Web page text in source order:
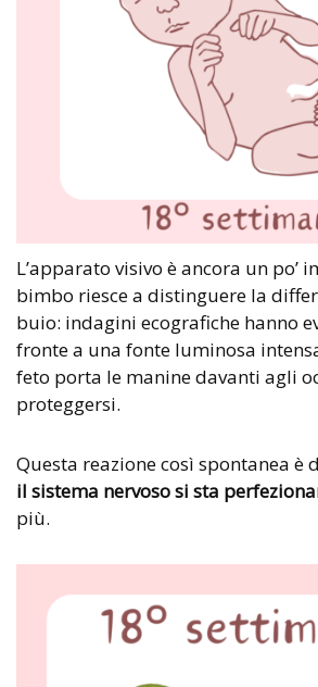
L’apparato visivo è ancora un po’
bimbo riesce a distinguere la
buio: indagini ecografiche hanno
fronte a una fonte luminosa
feto porta le manine davanti agli
proteggersi.
Questa reazione così spontanea è
il sistema nervoso si sta
più.